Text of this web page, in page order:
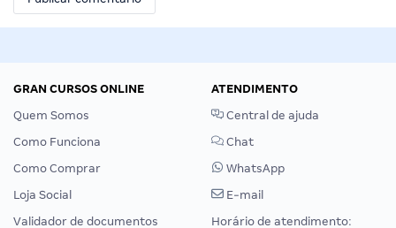
GRAN CURSOS ONLINE
Quem Somos
Como Funciona
Como Comprar
Loja Social
Validador de documentos
ATENDIMENTO
Central de ajuda
Chat
WhatsApp
E-mail
Horário de atendimento: